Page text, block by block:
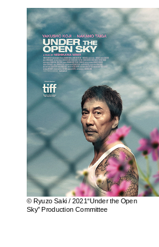
© Ryuzo Saki / 2021“Under the Open
Sky” Production Committee